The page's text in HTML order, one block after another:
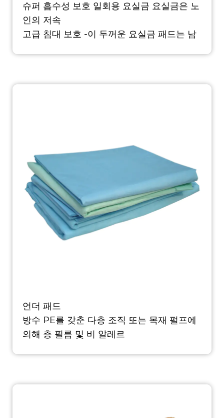
슈퍼 흡수성 보호 일회용 요실금 요실금은 노
인의 저속
고급 침대 보호 -이 두꺼운 요실금 패드는 남
언더 패드
방수 PE를 갖춘 다층 조직 또는 목재 펄프에
의해 층 필름 및 비 알레르